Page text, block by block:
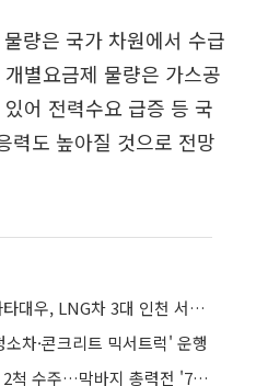
량은 국가 차원에서 수급
별요금제 물량은 가스공
어 전력수요 급증 등 국
력도 높아질 것으로 전망
"청소차도 친환경 시대"…타타대우, LNG차 3대 인천 서구청에 인도
차·콘크리트 믹서트럭' 운행
현대重그룹, 4300억 LNG선 2척 수주…막바지 총력전 '7부 능선' 넘었다